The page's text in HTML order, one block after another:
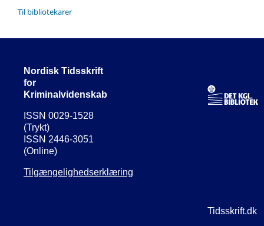
Til bibliotekarer
Nordisk Tidsskrift
for
Kriminalvidenskab
ISSN 0029-1528
(Trykt)
ISSN 2446-3051
(Online)
Tilgængelighedserklæring